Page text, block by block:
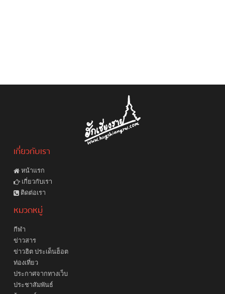
เกี่ยวกับเรา
หน้าแรก
เกี่ยวกับเรา
ติดต่อเรา
หมวดหมู่
กีฬา
ข่าวสาร
ข่าวฮิต ประเด็นฮ็อต
ท่องเที่ยว
ประกาศจากทางเว็บ
ประชาสัมพันธ์